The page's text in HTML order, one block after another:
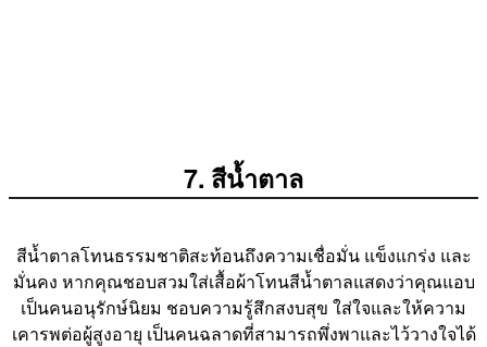
7. สีน้ำตาล
สีน้ำตาลโทนธรรมชาติสะท้อนถึงความเชื่อมั่น แข็งแกร่ง และ
มั่นคง หากคุณชอบสวมใส่เสื้อผ้าโทนสีน้ำตาลแสดงว่าคุณแอบ
เป็นคนอนุรักษ์นิยม ชอบความรู้สึกสงบสุข ใส่ใจและให้ความ
เคารพต่อผู้สูงอายุ เป็นคนฉลาดที่สามารถพึ่งพาและไว้วางใจได้